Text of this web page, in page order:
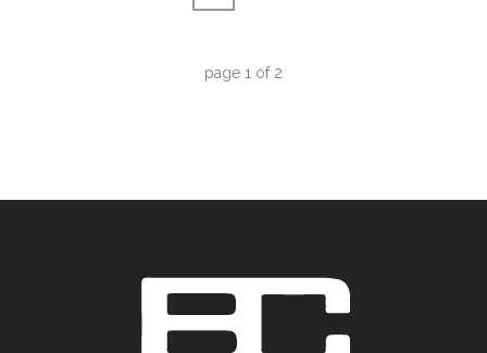
page 1 of 2